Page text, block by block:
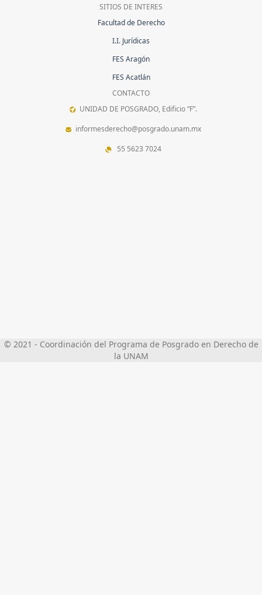
SITIOS DE INTERES
Facultad de Derecho
I.I. Jurídicas
FES Aragón
FES Acatlán
CONTACTO
UNIDAD DE POSGRADO, Edificio “F”.
informesderecho@posgrado.unam.mx
55 5623 7024
© 2021 - Coordinación del Programa de Posgrado en Derecho de
la UNAM